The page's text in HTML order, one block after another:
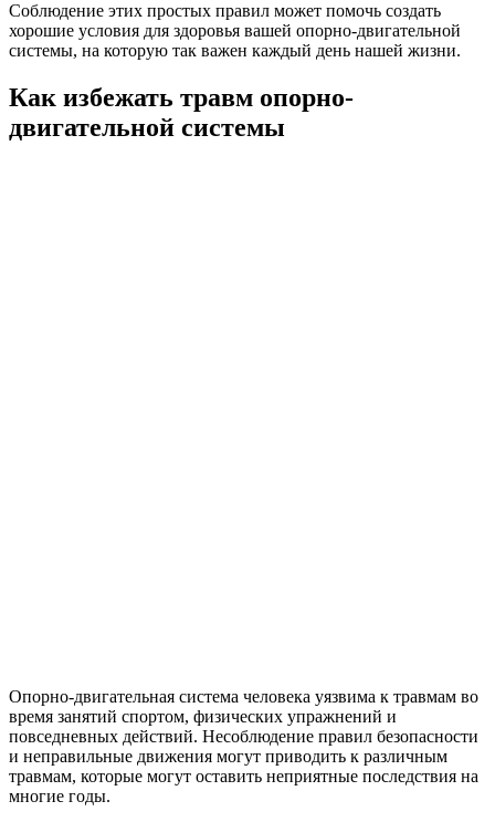
Соблюдение этих простых правил может помочь создать
хорошие условия для здоровья вашей опорно-двигательной
системы, на которую так важен каждый день нашей жизни.
Как избежать травм опорно-
двигательной системы
Опорно-двигательная система человека уязвима к травмам во
время занятий спортом, физических упражнений и
повседневных действий. Несоблюдение правил безопасности
и неправильные движения могут приводить к различным
травмам, которые могут оставить неприятные последствия на
многие годы.